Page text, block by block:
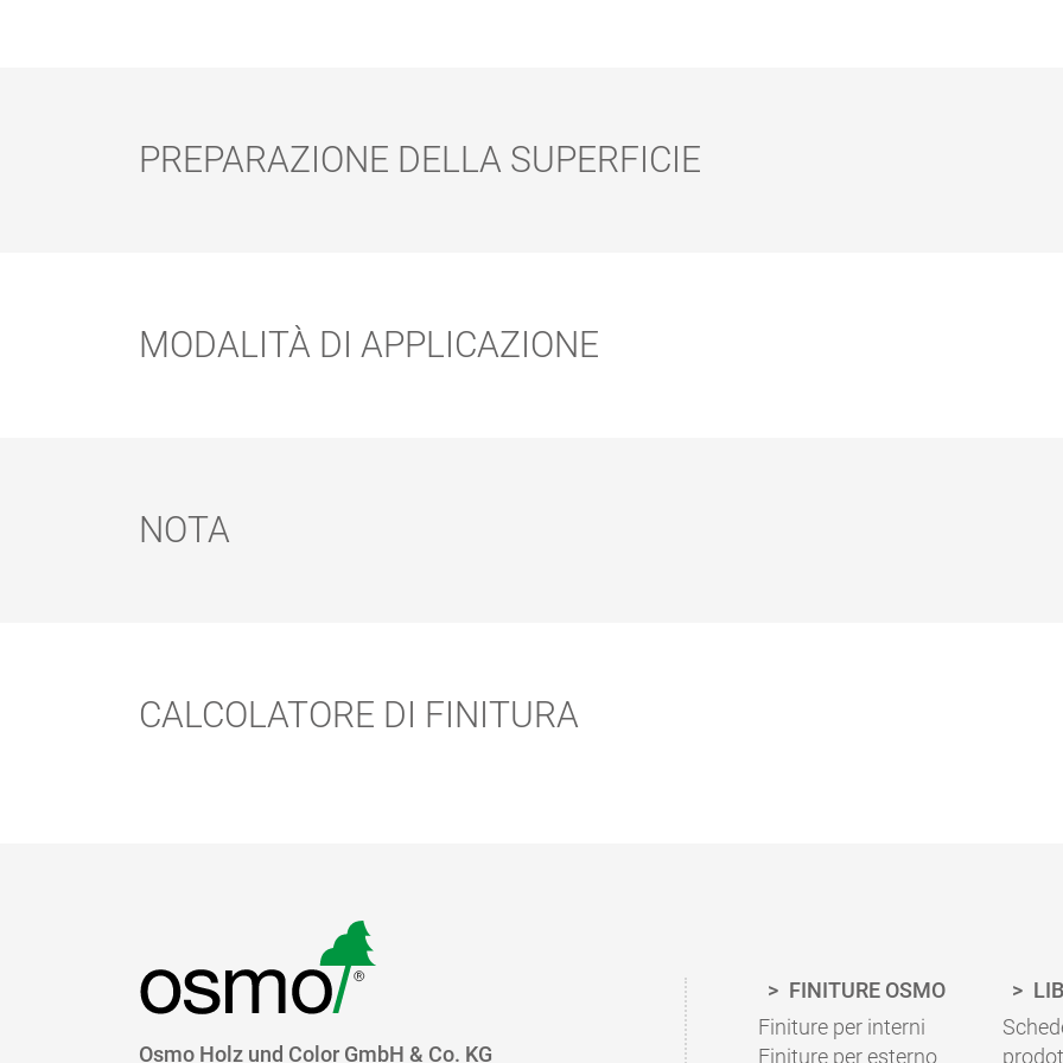
PER PAD
PREPARAZIONE DELLA SUPERFICIE
MODALITÀ DI APPLICAZIONE
NOTA
CALCOLATORE DI FINITURA
Vai al calcolatore di finitura
Osmo Holz und Color GmbH & Co. KG
FINITURE OSMO
Finiture per interni
Finiture per esterno